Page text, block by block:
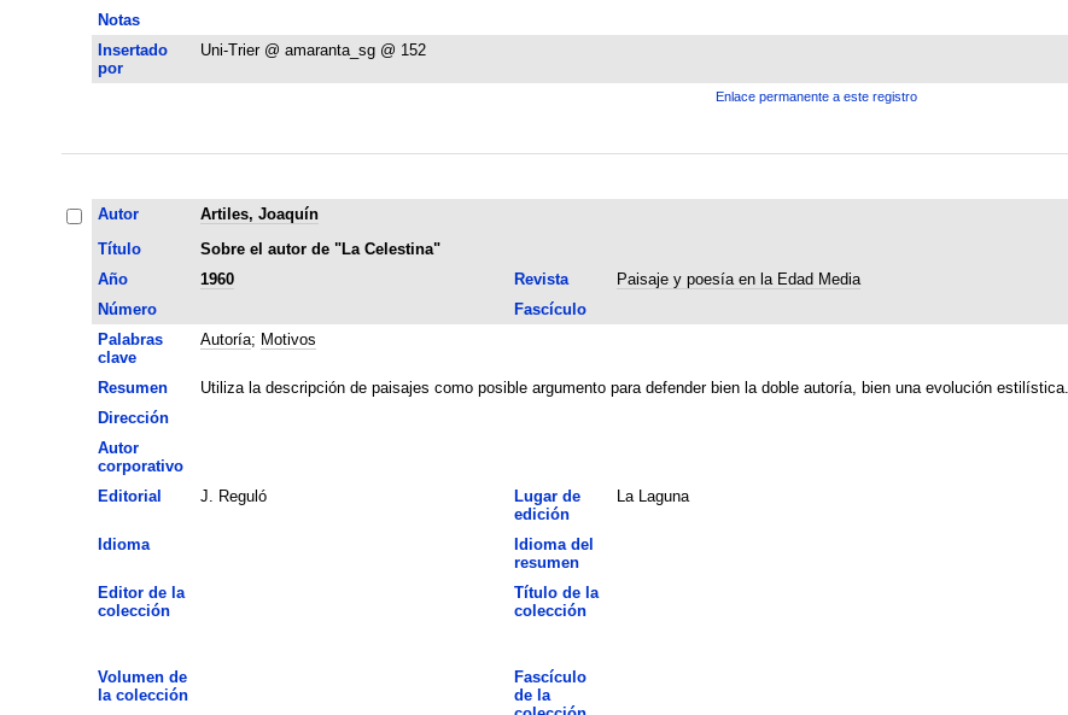
Notas
Insertado
por
Uni-Trier @ amaranta_sg @ 152
Enlace permanente a este registro
Autor
Artiles, Joaquín
Título
Sobre el autor de "La Celestina"
Año
1960 Revista Paisaje y poesía en la Edad Media
Número
Fascículo
Palabras
clave
Autoría; Motivos
Resumen
Utiliza la descripción de paisajes como posible argumento para defender bien la doble autoría, bien una evolución estilística.
Dirección
Autor
corporativo
Editorial J. Reguló
Lugar de
edición
La Laguna
Idioma
Idioma del
resumen
Editor de la
colección
Título de la
colección
Volumen de
la colección
Fascículo
de la